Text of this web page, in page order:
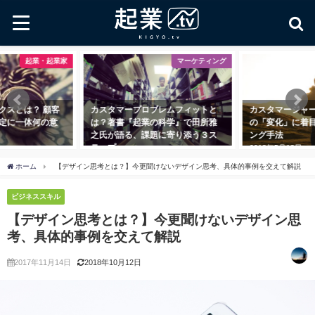
マーケティング
マープロブレムフィットと
書『起業の科学』で田所雅
語る、課題に寄り添う３ス
カスタマージャーニーとは？顧客
の「変化」に着目するマーケティ
ング手法
2018年5月18日
UX
ト
を
ホーム 【デザイン思考とは？】今更聞けないデザイン思考、具体的事例を交えて解説
ビジネススキル
【デザイン思考とは？】今更聞けないデザイン思
考、具体的事例を交えて解説
2017年11月14日 2018年10月12日